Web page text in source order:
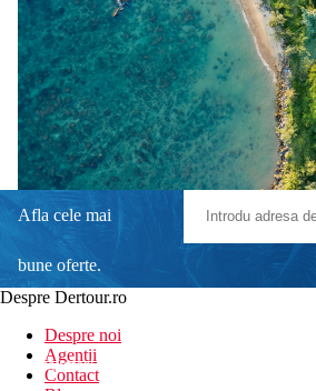
Afla cele mai
bune oferte.
newsletter!
Despre Dertour.ro
Despre noi
Agentii
Contact